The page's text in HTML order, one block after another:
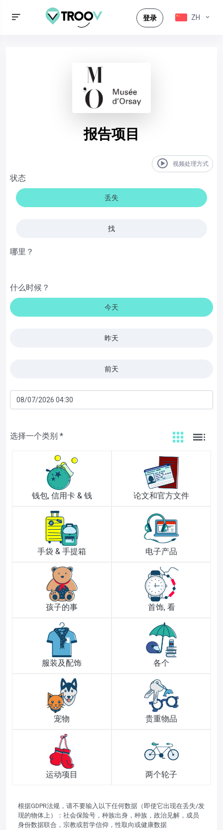
登录 ZH
报告项目
视频处理方式
状态
丢失
找
哪里？
什么时候？
今天
昨天
前天
选择一个类别 *
钱包, 信用卡 & 钱 论文和官方文件
手袋 & 手提箱 电子产品
孩子的事 首饰, 看
服装及配饰 各个
宠物 贵重物品
运动项目 两个轮子
根据GDPR法规，请不要输入以下任何数据（即使它出现在丢失/发
现的物体上）：社会保险号，种族出身，种族，政治见解，成员
身份数据联合，宗教或哲学信仰，性取向或健康数据